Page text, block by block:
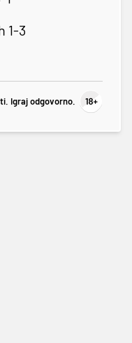
1-3
Igraj odgovorno.